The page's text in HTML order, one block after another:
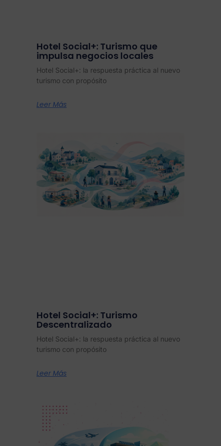
Hotel Social+: Turismo que
impulsa negocios locales
Hotel Social+: la respuesta práctica al nuevo
turismo con propósito
Leer Más
Hotel Social+: Turismo
Descentralizado
Hotel Social+: la respuesta práctica al nuevo
turismo con propósito
Leer Más